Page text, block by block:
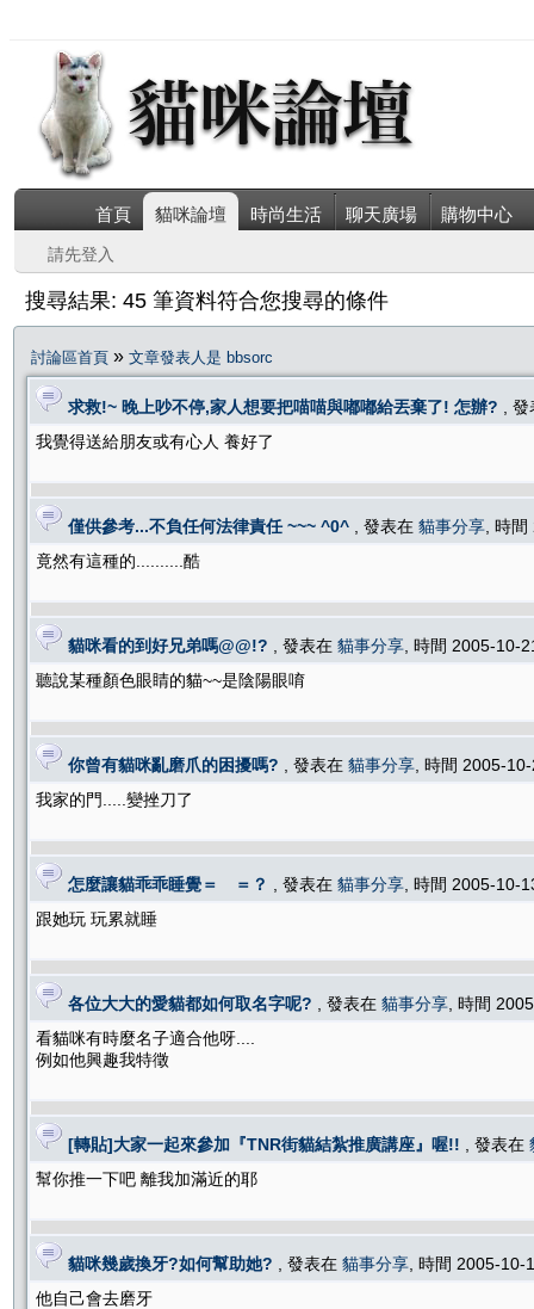
首頁 貓咪論壇 時尚生活 聊天廣場 購物中心
請先登入
搜尋結果: 45 筆資料符合您搜尋的條件
討論區首頁 » 文章發表人是 bbsorc
求救!~ 晚上吵不停,家人想要把喵喵與嘟嘟給丟棄了! 怎辦?
,
我覺得送給朋友或有心人 養好了
僅供參考...不負任何法律責任 ~~~ ^0^ , 發表在 貓事分享 , 時
竟然有這種的..........酷
貓咪看的到好兄弟嗎@@!? , 發表在 貓事分享 , 時間 2005-10-
聽說某種顏色眼睛的貓~~是陰陽眼唷
你曾有貓咪亂磨爪的困擾嗎? , 發表在 貓事分享 , 時間 2005-
我家的門.....變挫刀了
怎麼讓貓乖乖睡覺＝ ＝？ , 發表在 貓事分享 , 時間 2005-10-
跟她玩 玩累就睡
各位大大的愛貓都如何取名字呢? , 發表在 貓事分享 , 時間
看貓咪有時麼名子適合他呀....
例如他興趣我特徵
[轉貼]大家一起來參加『TNR街貓結紮推廣講座』喔!! , 發表在
幫你推一下吧 離我加滿近的耶
貓咪幾歲換牙?如何幫助她? , 發表在 貓事分享 , 時間 2005-
他自己會去磨牙